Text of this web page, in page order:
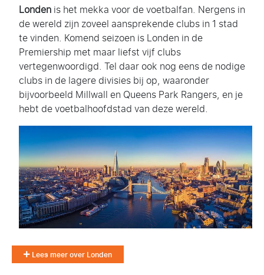
Londenis het mekka voor de voetbalfan. Nergens in
de wereld zijn zoveel aansprekende clubs in 1 stad
te vinden. Komend seizoen is Londen in de
Premiership met maar liefst vijf clubs
vertegenwoordigd. Tel daar ook nog eens de nodige
clubs in de lagere divisies bij op, waaronder
bijvoorbeeld Millwall en Queens Park Rangers, en je
hebt de voetbalhoofdstad van deze wereld.
Lees meer over Londen